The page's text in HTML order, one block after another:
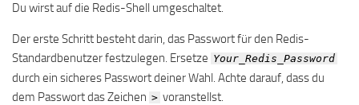
Du wirst auf die Redis-Shell umgeschaltet.
Der erste Schritt besteht darin, das Passwort für den Redis-
Standardbenutzer festzulegen. Ersetze Your_Redis_Password
durch ein sicheres Passwort deiner Wahl. Achte darauf, dass du
dem Passwort das Zeichen > voranstellst.